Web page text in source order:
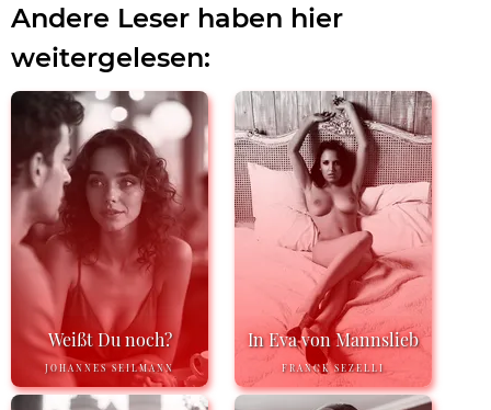
Andere Leser haben hier
weitergelesen:
Weißt Du noch?
JOHANNES SEILMANN
In Eva von Mannslieb
FRANCK SEZELLI